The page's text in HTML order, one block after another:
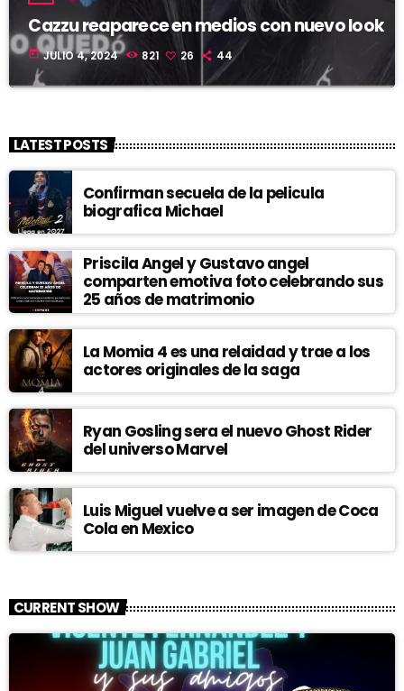
Cazzu reaparece en medios con nuevo look
today JULIO 4, 2024 821 26 44
LATEST POSTS
Confirman secuela de la pelicula
biografica Michael
Priscila Angel y Gustavo angel
comparten emotiva foto celebrando sus
25 años de matrimonio
La Momia 4 es una relaidad y trae a los
actores originales de la saga
Ryan Gosling sera el nuevo Ghost Rider
del universo Marvel
Luis Miguel vuelve a ser imagen de Coca
Cola en Mexico
CURRENT SHOW